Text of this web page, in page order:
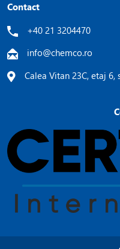
Contact
+40 21 3204470
info@chemco.ro
Calea Vitan 23C, etaj 6,